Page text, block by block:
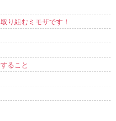
り組むミモザです！
ること